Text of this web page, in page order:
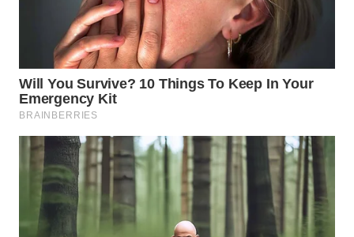
BORNEO
Wahana
Media
Group
WAHANA
NEWS
WAHANA